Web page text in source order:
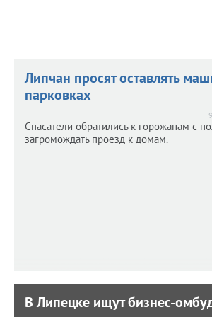
Липчан просят оставлять
парковках
Спасатели обратились к горожанам с
загромождать проезд к домам.
В Липецке ищут бизнес-
В Липецке ищут